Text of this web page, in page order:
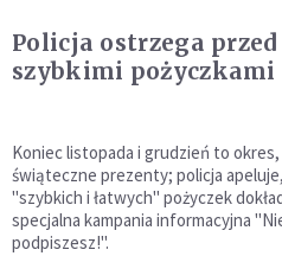
Policja ostrzega przed
szybkimi pożyczkami
Koniec listopada i grudzień to
świąteczne prezenty; policja
"szybkich i łatwych" pożyczek
specjalna kampania informacyjna
podpiszesz!".